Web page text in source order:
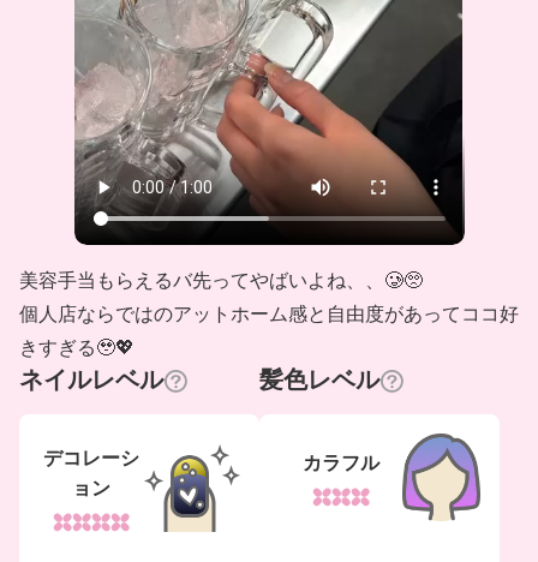
美容手当もらえるバ先ってやばいよね、、🥲🥺
個人店ならではのアットホーム感と自由度があってココ好
きすぎる🥹💖
ネイルレベル
デコレーシ
ョン
髪色レベル
カラフル